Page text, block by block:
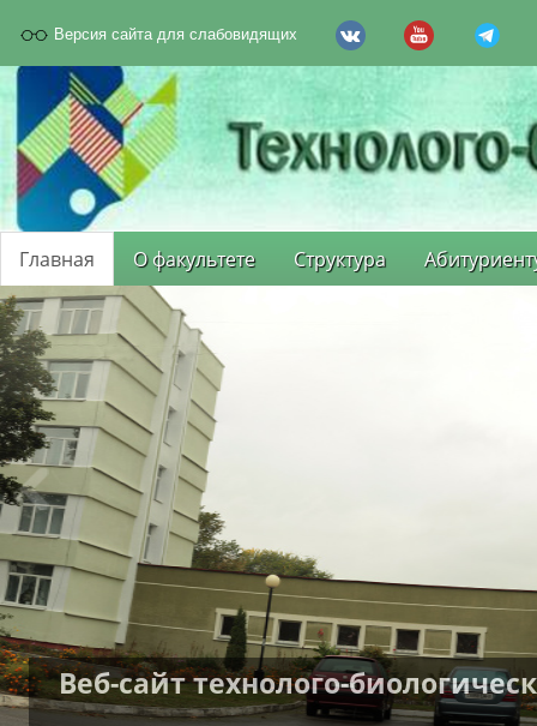
Версия сайта для слабовидящих
Главная О факультете Структура
Веб-сайт технолого-